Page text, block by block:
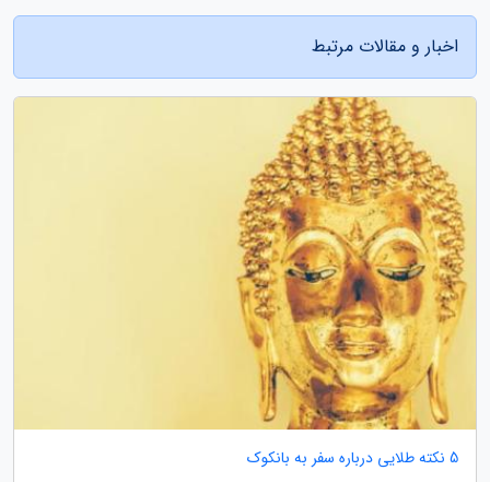
اخبار و مقالات مرتبط
5 نکته طلایی درباره سفر به بانکوک